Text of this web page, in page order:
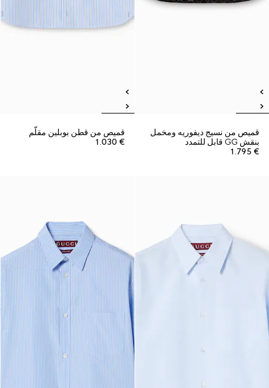
قميص من نسيج ديفوريه ومخمل
بنقش GG قابل للتمدد
€ 1.795
قميص من قطن بوبلين مقلّم
€ 1.030